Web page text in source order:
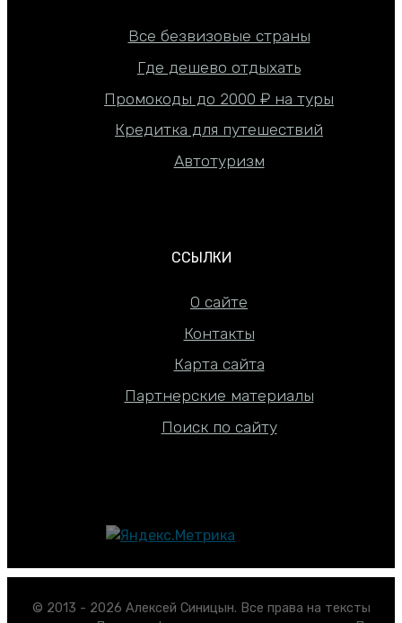
Все безвизовые страны
Где дешево отдыхать
Промокоды до 2000 ₽ на туры
Кредитка для путешествий
Автотуризм
ССЫЛКИ
О сайте
Контакты
Карта сайта
Партнерские материалы
Поиск по сайту
© 2013 - 2026 Алексей Синицын. Все права на тексты